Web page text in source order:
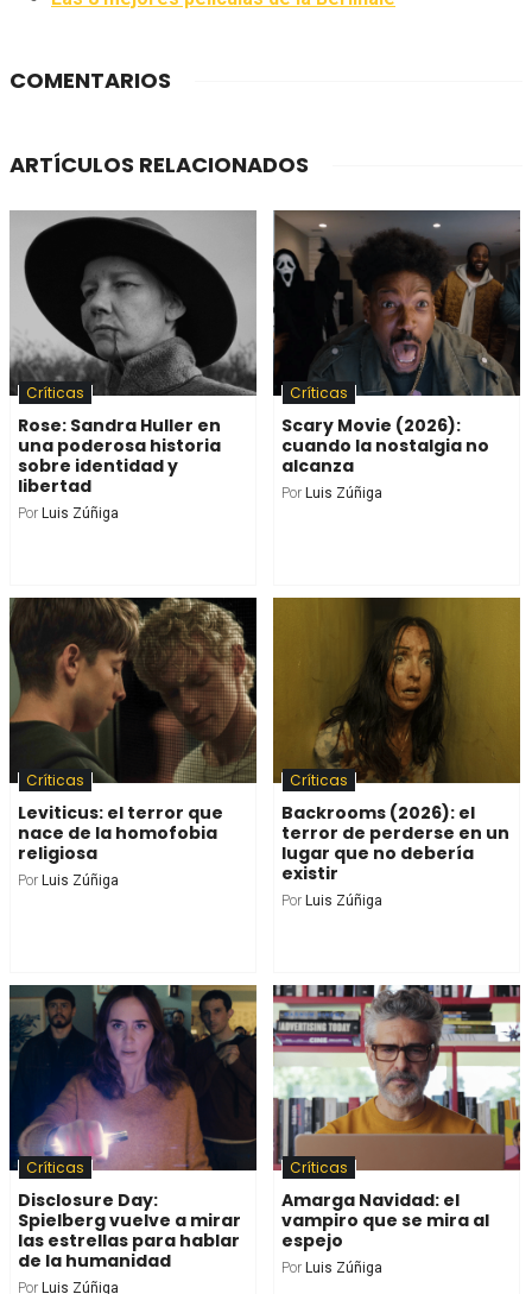
COMENTARIOS
ARTÍCULOS RELACIONADOS
Críticas
Rose: Sandra Huller en
una poderosa historia
sobre identidad y
libertad
Por Luis Zúñiga
Críticas
Scary Movie (2026):
cuando la nostalgia no
alcanza
Por Luis Zúñiga
Críticas
Leviticus: el terror que
nace de la homofobia
religiosa
Por Luis Zúñiga
Críticas
Backrooms (2026): el
terror de perderse en un
lugar que no debería
existir
Por Luis Zúñiga
Críticas
Disclosure Day:
Spielberg vuelve a mirar
las estrellas para hablar
de la humanidad
Por Luis Zúñiga
Críticas
Amarga Navidad: el
vampiro que se mira al
espejo
Por Luis Zúñiga